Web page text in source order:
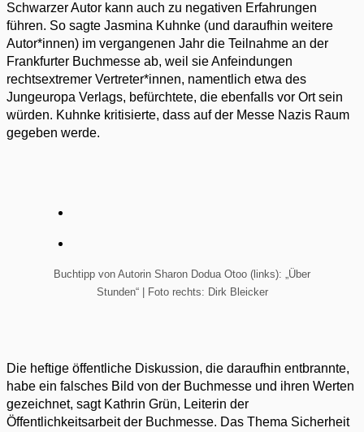
Schwarzer Autor kann auch zu negativen Erfahrungen
führen. So sagte Jasmina Kuhnke (und daraufhin weitere
Autor*innen) im vergangenen Jahr die Teilnahme an der
Frankfurter Buchmesse ab, weil sie Anfeindungen
rechtsextremer Vertreter*innen, namentlich etwa des
Jungeuropa Verlags, befürchtete, die ebenfalls vor Ort sein
würden. Kuhnke kritisierte, dass auf der Messe Nazis Raum
gegeben werde.
Buchtipp von Autorin Sharon Dodua Otoo (links): „Über
Stunden“ | Foto rechts: Dirk Bleicker
Die heftige öffentliche Diskussion, die daraufhin entbrannte,
habe ein falsches Bild von der Buchmesse und ihren Werten
gezeichnet, sagt Kathrin Grün, Leiterin der
Öffentlichkeitsarbeit der Buchmesse. Das Thema Sicherheit